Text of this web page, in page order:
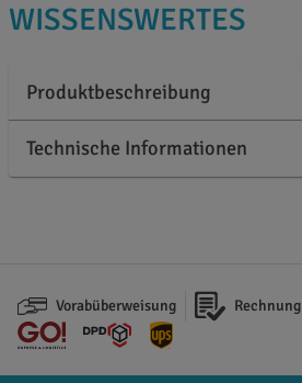
WISSENSWERTES
Produktbeschreibung
Technische Informationen
Vorabüberweisung Rechnung